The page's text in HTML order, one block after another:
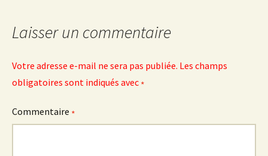
Laisser un commentaire
Votre adresse e-mail ne sera pas publiée. Les champs
obligatoires sont indiqués avec *
Commentaire *